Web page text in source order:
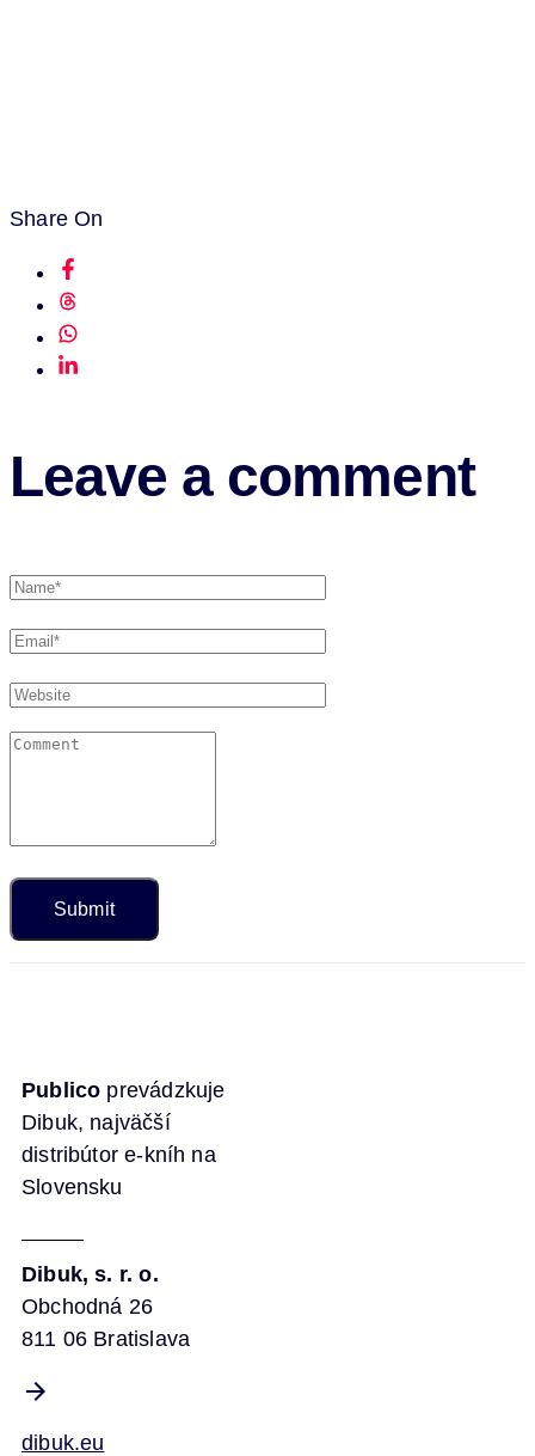
Share On
Leave a comment
Publico prevádzkuje
Dibuk, najväčší
distribútor e-kníh na
Slovensku
Dibuk, s. r. o.
Obchodná 26
811 06 Bratislava
dibuk.eu